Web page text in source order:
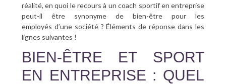
réalité, en quoi le recours à un coach sportif en entreprise
peut-il être synonyme de bien-être pour les
employés d’une société ? Éléments de réponse dans les
lignes suivantes !
BIEN-ÊTRE ET SPORT
EN ENTREPRISE : QUEL